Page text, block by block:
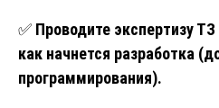
✅ Проводите экспертизу
как начнется разработка
программирования).